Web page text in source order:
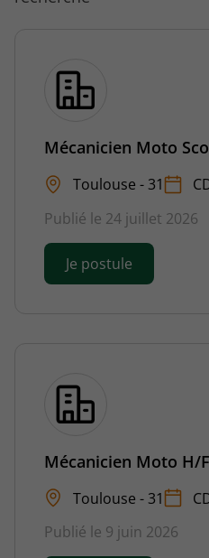
Mécanicien Moto
Toulouse - 31
Publié le 24 juillet 2026
Je postule
Mécanicien Moto H/F
Toulouse - 31
Publié le 9 juin 2026